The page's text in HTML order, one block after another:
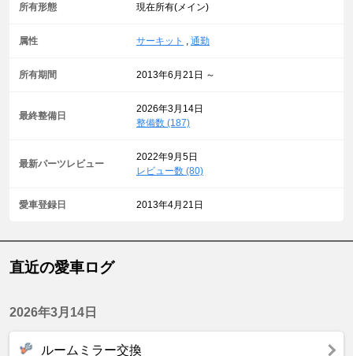
所有形態 現在所有(メイン)
属性 サーキット , 通勤
所有期間 2013年6月21日 ～
最終整備日
2026年3月14日
整備数 (187)
最新パーツレビュー
2022年9月5日
レビュー数 (80)
愛車登録日 2013年4月21日
直近の愛車ログ
2026年3月14日
ルームミラー交換